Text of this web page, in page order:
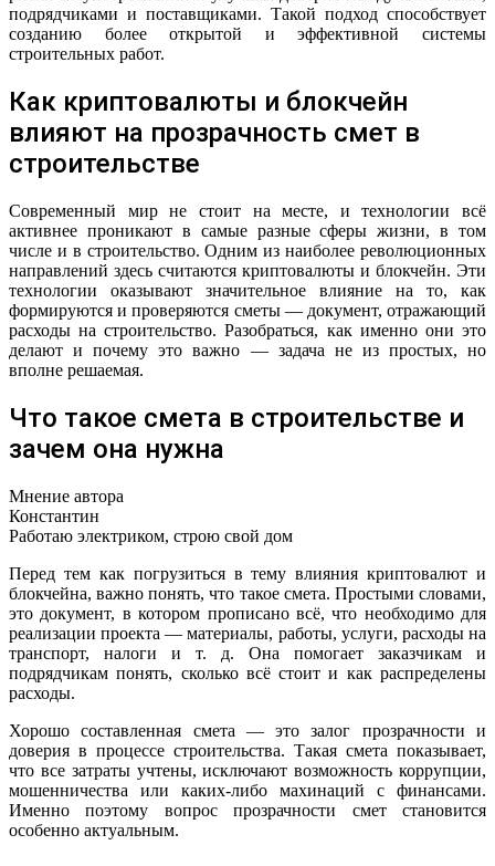
подрядчиками и поставщиками. Такой подход способствует
созданию более открытой и эффективной системы
строительных работ.
Как криптовалюты и блокчейн
влияют на прозрачность смет в
строительстве
Современный мир не стоит на месте, и технологии всё
активнее проникают в самые разные сферы жизни, в том
числе и в строительство. Одним из наиболее революционных
направлений здесь считаются криптовалюты и блокчейн. Эти
технологии оказывают значительное влияние на то, как
формируются и проверяются сметы — документ, отражающий
расходы на строительство. Разобраться, как именно они это
делают и почему это важно — задача не из простых, но
вполне решаемая.
Что такое смета в строительстве и
зачем она нужна
Мнение автора
Константин
Работаю электриком, строю свой дом
Перед тем как погрузиться в тему влияния криптовалют и
блокчейна, важно понять, что такое смета. Простыми словами,
это документ, в котором прописано всё, что необходимо для
реализации проекта — материалы, работы, услуги, расходы на
транспорт, налоги и т. д. Она помогает заказчикам и
подрядчикам понять, сколько всё стоит и как распределены
расходы.
Хорошо составленная смета — это залог прозрачности и
доверия в процессе строительства. Такая смета показывает,
что все затраты учтены, исключают возможность коррупции,
мошенничества или каких-либо махинаций с финансами.
Именно поэтому вопрос прозрачности смет становится
особенно актуальным.